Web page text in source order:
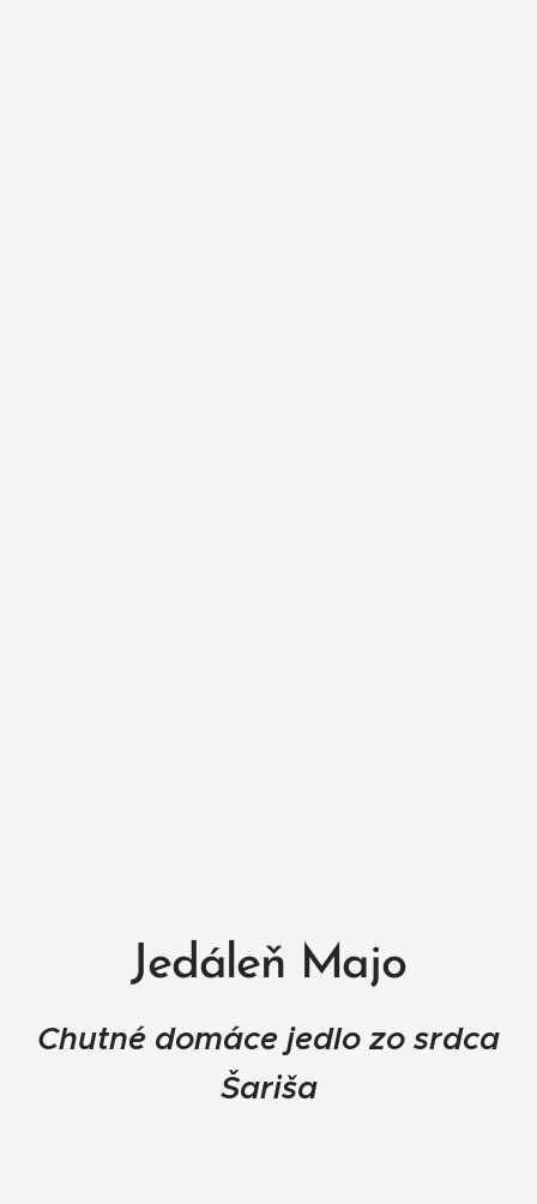
Jedáleň Majo
Chutné domáce jedlo zo srdca
Šariša